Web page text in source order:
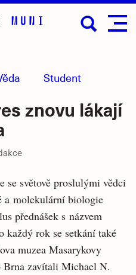
Student
znovu lákají
se světově proslulými vědci
a molekulární biologie
přednášek s názvem
každý rok se setkání také
muzea Masarykovy
zavítali Michael N.